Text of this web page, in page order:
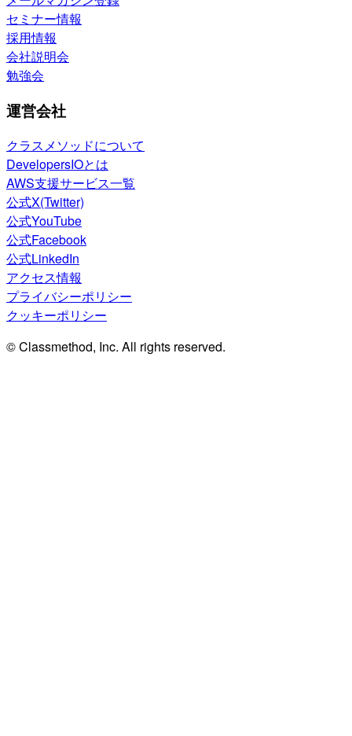
セミナー情報
採用情報
会社説明会
勉強会
運営会社
クラスメソッドについて
DevelopersIOとは
AWS支援サービス一覧
公式X(Twitter)
公式YouTube
公式Facebook
公式LinkedIn
アクセス情報
プライバシーポリシー
クッキーポリシー
© Classmethod, Inc. All rights reserved.